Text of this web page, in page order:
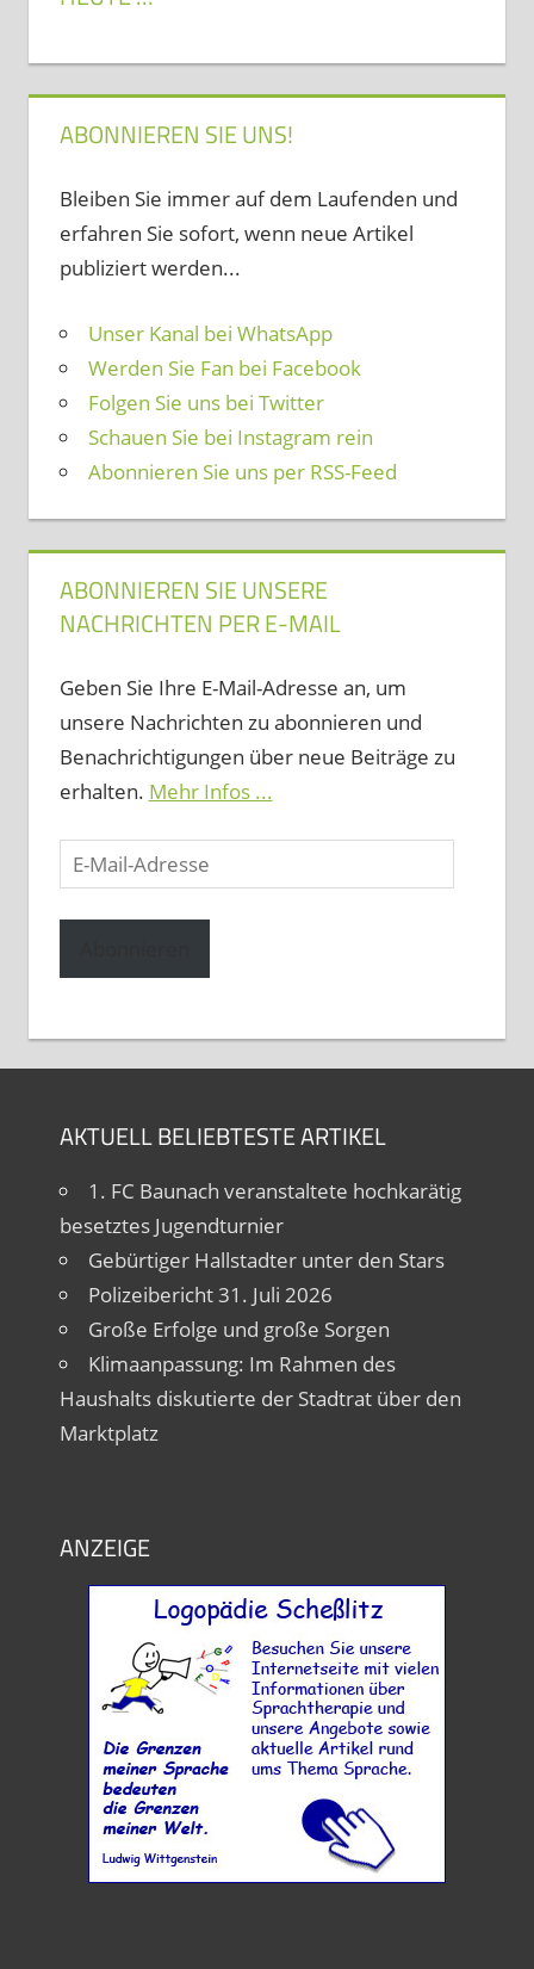
ABONNIEREN SIE UNS!
Bleiben Sie immer auf dem Laufenden und
erfahren Sie sofort, wenn neue Artikel
publiziert werden...
Unser Kanal bei WhatsApp
Werden Sie Fan bei Facebook
Folgen Sie uns bei Twitter
Schauen Sie bei Instagram rein
Abonnieren Sie uns per RSS-Feed
ABONNIEREN SIE UNSERE
NACHRICHTEN PER E-MAIL
Geben Sie Ihre E-Mail-Adresse an, um
unsere Nachrichten zu abonnieren und
Benachrichtigungen über neue Beiträge zu
erhalten. Mehr Infos ...
E-
Mail-
Adresse
AKTUELL BELIEBTESTE ARTIKEL
1. FC Baunach veranstaltete hochkarätig
besetztes Jugendturnier
Gebürtiger Hallstadter unter den Stars
Polizeibericht 31. Juli 2026
Große Erfolge und große Sorgen
Klimaanpassung: Im Rahmen des
Haushalts diskutierte der Stadtrat über den
Marktplatz
ANZEIGE